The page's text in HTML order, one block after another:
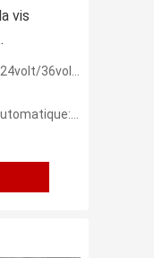
vis
de boule
36volt/48volt